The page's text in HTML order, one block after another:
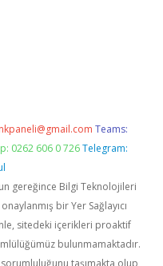
Teams:
0262 606 0 726 Telegram:
gereğince Bilgi Teknolojileri
bir Yer Sağlayıcı
sitedeki içerikleri proaktif
bulunmamaktadır.
taşımakta olup,